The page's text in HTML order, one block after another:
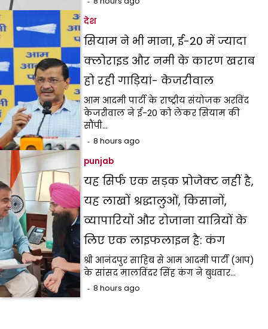
देश
सियाम ने भी माना, ई-20 में ज्यादा
क्लोराइड और नमी के कारण खराब
हो रही गाड़ियां- केजरीवाल
आम आदमी पार्टी के राष्ट्रीय संयोजक अरविंद
केजरीवाल ने ई-20 को लेकर सियाम की
सौंपी…
8 hours ago
punjab
यह सिर्फ एक सड़क प्रोजेक्ट नहीं है,
यह लाखों श्रद्धालुओं, किसानों,
व्यापारियों और रोजाना यात्रियों के
लिए एक लाइफलाइन है: कंग
श्री आनंदपुर साहिब से आम आदमी पार्टी (आप)
के सांसद मालविंदर सिंह कंग ने बुधवार…
8 hours ago